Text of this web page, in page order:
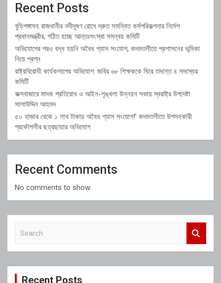
Recent Posts
বুড়িগঙ্গাসহ রাজধানীর নদীদূষণ রোধে দ্রুত সমন্বিত কর্মপরিকল্পনার নির্দেশ
প্রধানমন্ত্রীর, গঠিত হচ্ছে আন্তঃসংস্থা সমন্বয় কমিটি
অভিযোগের পরও বন্ধ হয়নি অবৈধ গ্যাস সংযোগ, কদমতলীতে প্রশাসনের ভূমিকা
নিয়ে প্রশ্ন
রাষ্ট্রবিরোধী কার্যকলাপের অভিযোগ: জবির ৬৮ শিক্ষককে ঘিরে তদন্তে ৪ সদস্যের
কমিটি
কক্সবাজারে মাদক প্রতিরোধ ও আইন-শৃঙ্খলা উন্নয়ন সভায় স্বরাষ্ট্র উপদেষ্টা
সালাউদ্দিন আহমদ
৫০ হাজার থেকে ১ লাখ টাকায় অবৈধ গ্যাস সংযোগ!’ কদমতলীতে উপসহকারী
প্রকৌশলীর ছত্রছায়ার অভিযোগ
Recent Comments
No comments to show.
c
Recent Posts